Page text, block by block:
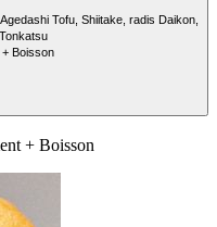
Tofu, Shiitake, radis Daikon,
Boisson
+ Boisson